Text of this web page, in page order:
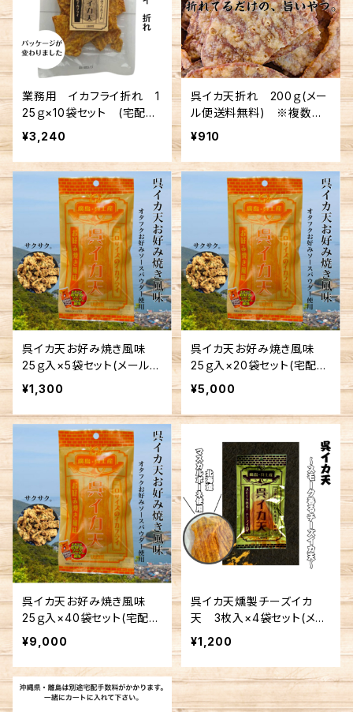
業務用 イカフライ折れ 1
25ｇ×10袋セット (宅配送
料無料)
¥3,240
呉イカ天折れ 200ｇ(メー
ル便送料無料) ※複数個
の注文不可
¥910
呉イカ天お好み焼き風味
25ｇ入×5袋セット(メール便
送料込み) ※複数個の注
文不可
¥1,300
呉イカ天お好み焼き風味
25ｇ入×20袋セット(宅配手
数料込み)
¥5,000
呉イカ天お好み焼き風味
25ｇ入×40袋セット(宅配手
数料込み)
¥9,000
呉イカ天燻製チーズイカ
天 3枚入×4袋セット(メー
ル便送料込み) ※複数個
の注文不可
¥1,200